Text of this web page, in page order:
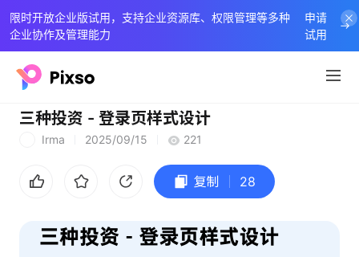
限时开放企业版试用，支持企业资源库、权限管理等多种
企业协作及管理能力
申请
试用
三种投资 - 登录页样式设计
Irma 2025/09/15 221
复制 28